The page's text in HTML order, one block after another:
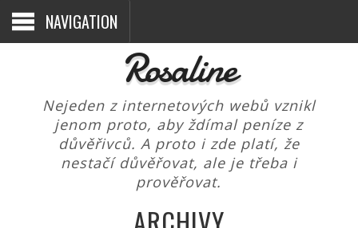
NAVIGATION
Rosaline
Nejeden z internetových webů vznikl
jenom proto, aby ždímal peníze z
důvěřivců. A proto i zde platí, že
nestačí důvěřovat, ale je třeba i
prověřovat.